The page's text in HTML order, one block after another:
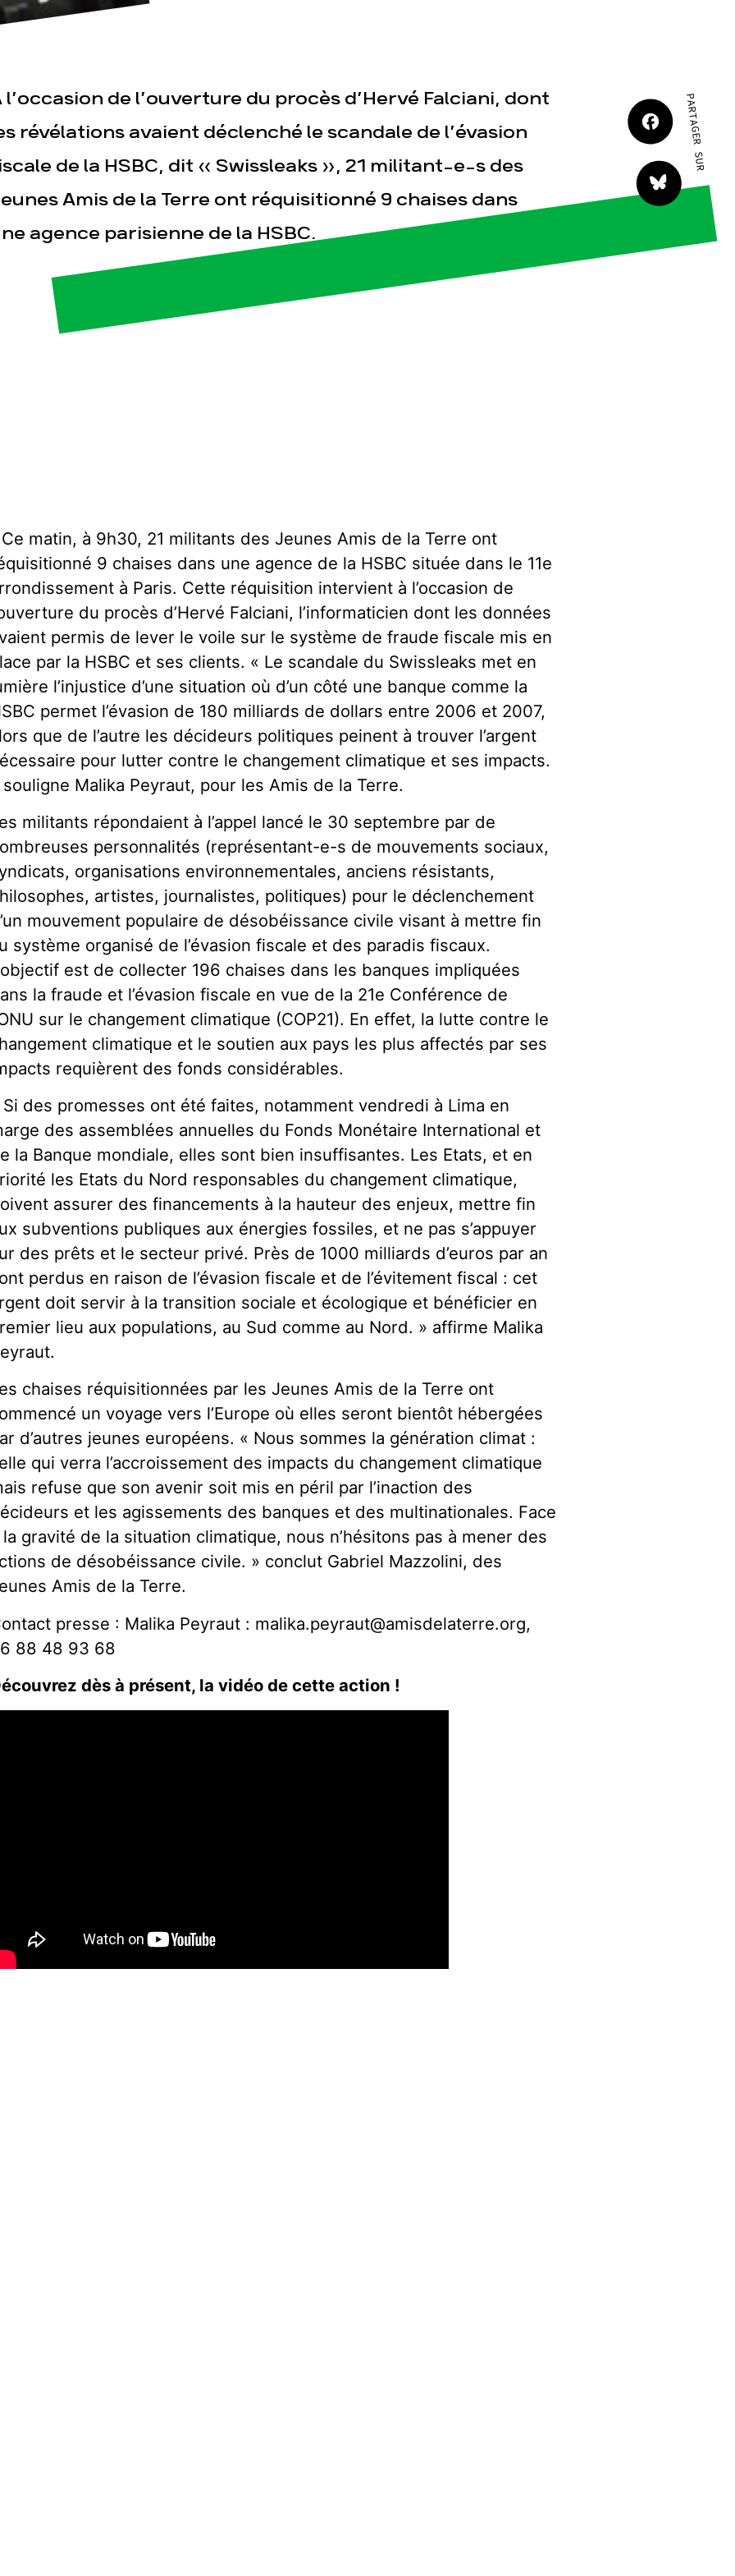
Publications Contact
l’occasion de l’ouverture du procès d’Hervé Falciani, dont
révélations avaient déclenché le scandale de l’évasion
de la HSBC, dit « Swissleaks », 21 militant-e-s des
Amis de la Terre ont réquisitionné 9 chaises dans
agence parisienne de la HSBC.
PARTAGER SUR
_ Ce matin, à 9h30, 21 militants des Jeunes Amis de la Terre ont
9 chaises dans une agence de la HSBC située dans le 11e
à Paris. Cette réquisition intervient à l’occasion de
du procès d’Hervé Falciani, l’informaticien dont les données
permis de lever le voile sur le système de fraude fiscale mis en
par la HSBC et ses clients. « Le scandale du Swissleaks met en
l’injustice d’une situation où d’un côté une banque comme la
permet l’évasion de 180 milliards de dollars entre 2006 et 2007,
que de l’autre les décideurs politiques peinent à trouver l’argent
pour lutter contre le changement climatique et ses impacts.
souligne Malika Peyraut, pour les Amis de la Terre.
militants répondaient à l’appel lancé le 30 septembre par de
personnalités (représentant-e-s de mouvements sociaux,
organisations environnementales, anciens résistants,
artistes, journalistes, politiques) pour le déclenchement
mouvement populaire de désobéissance civile visant à mettre fin
système organisé de l’évasion fiscale et des paradis fiscaux.
est de collecter 196 chaises dans les banques impliquées
la fraude et l’évasion fiscale en vue de la 21e Conférence de
sur le changement climatique (COP21). En effet, la lutte contre le
climatique et le soutien aux pays les plus affectés par ses
requièrent des fonds considérables.
Si des promesses ont été faites, notamment vendredi à Lima en
des assemblées annuelles du Fonds Monétaire International et
la Banque mondiale, elles sont bien insuffisantes. Les Etats, et en
les Etats du Nord responsables du changement climatique,
assurer des financements à la hauteur des enjeux, mettre fin
subventions publiques aux énergies fossiles, et ne pas s’appuyer
des prêts et le secteur privé. Près de 1000 milliards d’euros par an
perdus en raison de l’évasion fiscale et de l’évitement fiscal : cet
doit servir à la transition sociale et écologique et bénéficier en
lieu aux populations, au Sud comme au Nord. » affirme Malika
chaises réquisitionnées par les Jeunes Amis de la Terre ont
un voyage vers l’Europe où elles seront bientôt hébergées
d’autres jeunes européens. « Nous sommes la génération climat :
qui verra l’accroissement des impacts du changement climatique
refuse que son avenir soit mis en péril par l’inaction des
et les agissements des banques et des multinationales. Face
la gravité de la situation climatique, nous n’hésitons pas à mener des
de désobéissance civile. » conclut Gabriel Mazzolini, des
Amis de la Terre.
presse : Malika Peyraut : malika.peyraut@amisdelaterre.org,
88 48 93 68
dès à présent, la vidéo de cette action !